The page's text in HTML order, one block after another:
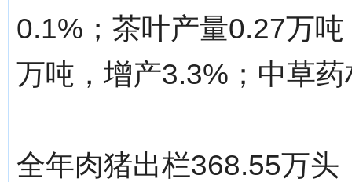
0.1%；茶叶产量0.27万
万吨，增产3.3%；中草
全年肉猪出栏368.55万